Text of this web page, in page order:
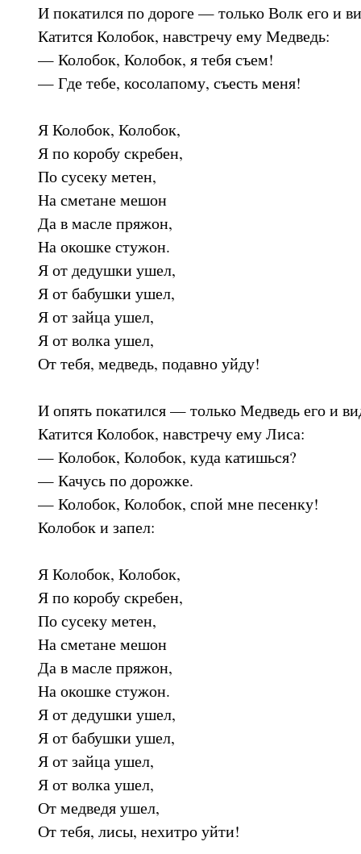
И покатился по дороге — только Волк его и
Катится Колобок, навстречу ему Медведь:
— Колобок, Колобок, я тебя съем!
— Где тебе, косолапому, съесть меня!
Я Колобок, Колобок,
Я по коробу скребен,
По сусеку метен,
На сметане мешон
Да в масле пряжон,
На окошке стужон.
Я от дедушки ушел,
Я от бабушки ушел,
Я от зайца ушел,
Я от волка ушел,
От тебя, медведь, подавно уйду!
И опять покатился — только Медведь его и
Катится Колобок, навстречу ему Лиса:
— Колобок, Колобок, куда катишься?
— Качусь по дорожке.
— Колобок, Колобок, спой мне песенку!
Колобок и запел:
Я Колобок, Колобок,
Я по коробу скребен,
По сусеку метен,
На сметане мешон
Да в масле пряжон,
На окошке стужон.
Я от дедушки ушел,
Я от бабушки ушел,
Я от зайца ушел,
Я от волка ушел,
От медведя ушел,
От тебя, лисы, нехитро уйти!